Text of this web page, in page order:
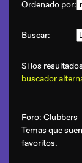
Ordenado por:
Buscar:
Si los
buscador
Foro: Clubbers
Temas que
favoritos.